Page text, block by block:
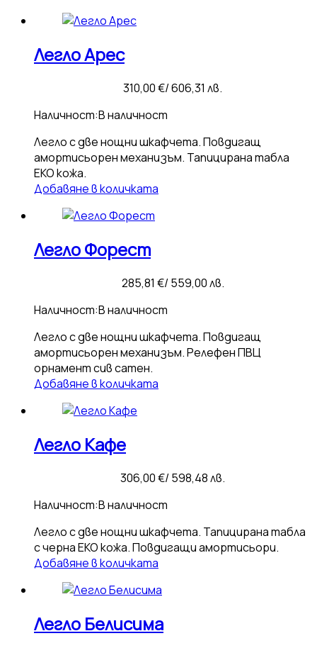
Легло Арес
310,00€/ 606,31 лв.
Наличност:В наличност
Легло с две нощни шкафчета. Повдигащ
амортисьорен механизъм. Тапицирана табла
ЕКО кожа.
Добавяне в количката
Легло Форест
285,81 €/ 559,00 лв.
Наличност:В наличност
Легло с две нощни шкафчета. Повдигащ
амортисьорен механизъм. Релефен ПВЦ
орнамент сив сатен.
Добавяне в количката
Легло Кафе
306,00€/ 598,48 лв.
Наличност:В наличност
Легло с две нощни шкафчета. Тапицирана табла
с черна ЕКО кожа. Повдигащи амортисьори.
Добавяне в количката
Легло Белисима